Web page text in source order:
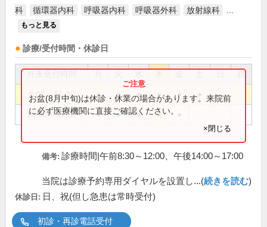
科
循環器内科 呼吸器内科 呼吸器外科 放射線科
もっと見る
診療/受付時間・休診日
祝
8:00～11:30 ● ● ● ● ●
13:00～17:00 ● ● ● ●
お盆(8月中旬)は休診・休業の場合があります。来院前
に必ず医療機関に直接ご確認ください。
×閉じる
備考: 診療時間|午前8:30～12:00、午後14:00～17:00
当院は診療予約専用ダイヤルを設置し...(続きを読む)
休診日: 日、祝(但し急患は常時受付)
初診・再診電話受付